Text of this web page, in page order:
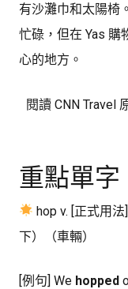
有沙灘巾和太陽椅
忙碌，但在 Yas 購
心的地方。
閱讀 CNN Travel
重點單字
hop v. [正式用
下）（車輛）
[例句] We hopped